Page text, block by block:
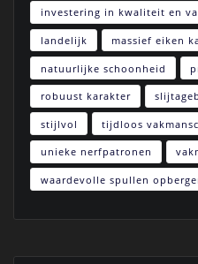
investering in kwaliteit en
landelijk massief eiken
natuurlijke schoonheid
robuust karakter
stijlvol tijdloos
unieke nerfpatronen
waardevolle spullen